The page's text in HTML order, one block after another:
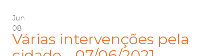
Jun
08
Várias intervenções pela